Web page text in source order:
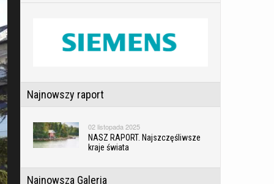
Najnowszy raport
02 listopada 2025
NASZ RAPORT. Najszczęśliwsze
kraje świata
Najnowsza Galeria